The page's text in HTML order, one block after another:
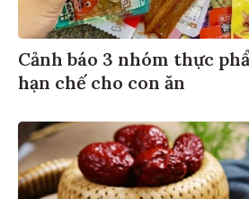
Cảnh báo 3 nhóm thực
hạn chế cho con ăn